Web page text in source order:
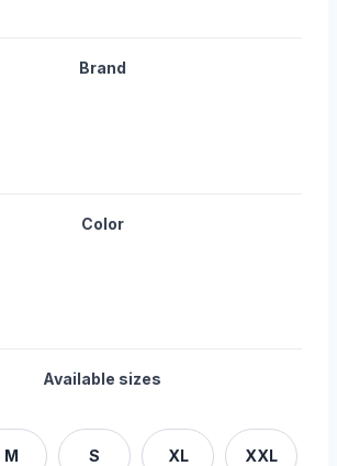
Brand
Color
Available sizes
M S XL XXL